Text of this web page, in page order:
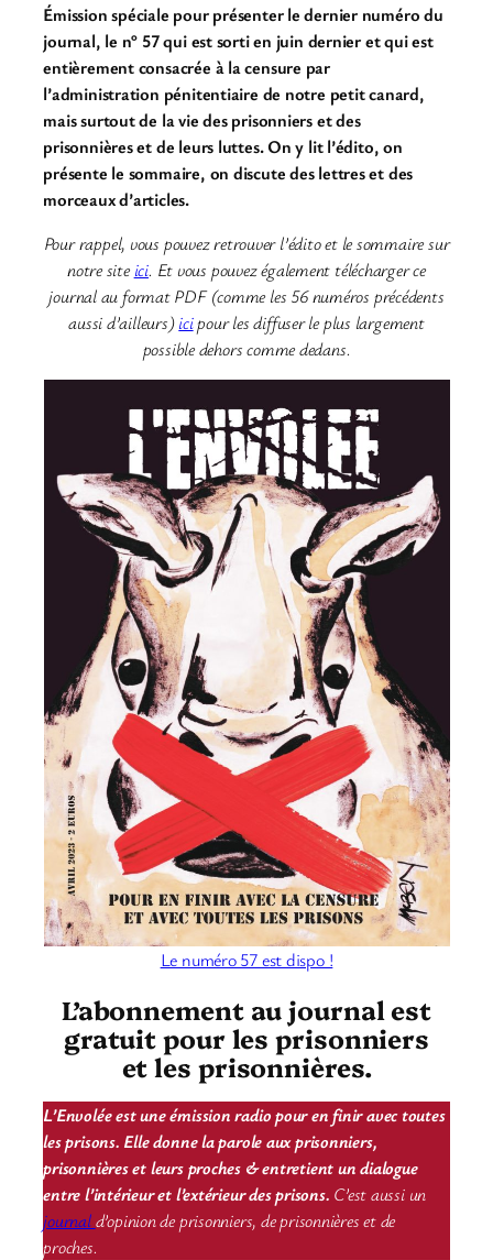
Émission spéciale pour présenter le dernier numéro du
journal, le n° 57 qui est sorti en juin dernier et qui est
entièrement consacrée à la censure par
l’administration pénitentiaire de notre petit canard,
mais surtout de la vie des prisonniers et des
prisonnières et de leurs luttes.On y lit l’édito, on
présente le sommaire, on discute des lettres et des
morceaux d’articles.
Pour rappel, vous pouvez retrouver l’édito et le sommaire sur
notre siteici. Et vous pouvez également télécharger ce
journal au format PDF (comme les 56 numéros précédents
aussi d’ailleurs)icipour les diffuser le plus largement
possible dehors comme dedans.
Le numéro 57 est dispo !
L’abonnement au journal est
gratuit pour les prisonniers
et les prisonnières.
L’Envolée est une émission radio pour en finir avec toutes
les prisons. Elle donne la parole aux prisonniers,
prisonnières et leurs proches & entretient un dialogue
entre l’intérieur et l’extérieur des prisons. C’est aussi un
journald’opinion de prisonniers, de prisonnières et de
proches.